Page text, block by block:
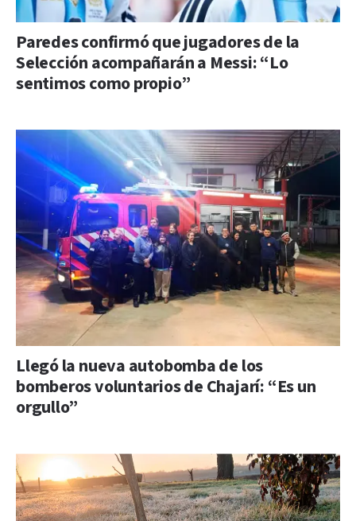
Paredes confirmó que jugadores de la
Selección acompañarán a Messi: “Lo
sentimos como propio”
Llegó la nueva autobomba de los
bomberos voluntarios de Chajarí: “Es un
orgullo”